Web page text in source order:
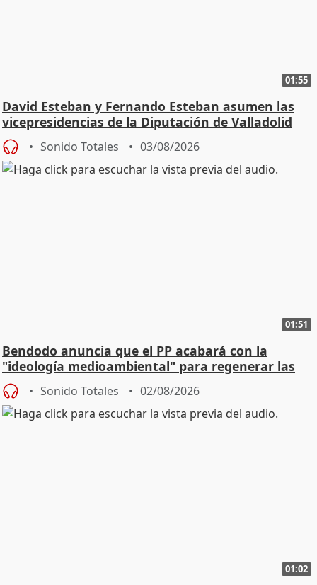
01:55
David Esteban y Fernando Esteban asumen las
vicepresidencias de la Diputación de Valladolid
Sonido Totales 03/08/2026
01:51
Bendodo anuncia que el PP acabará con la
"ideología medioambiental" para regenerar las
playas
Sonido Totales 02/08/2026
01:02